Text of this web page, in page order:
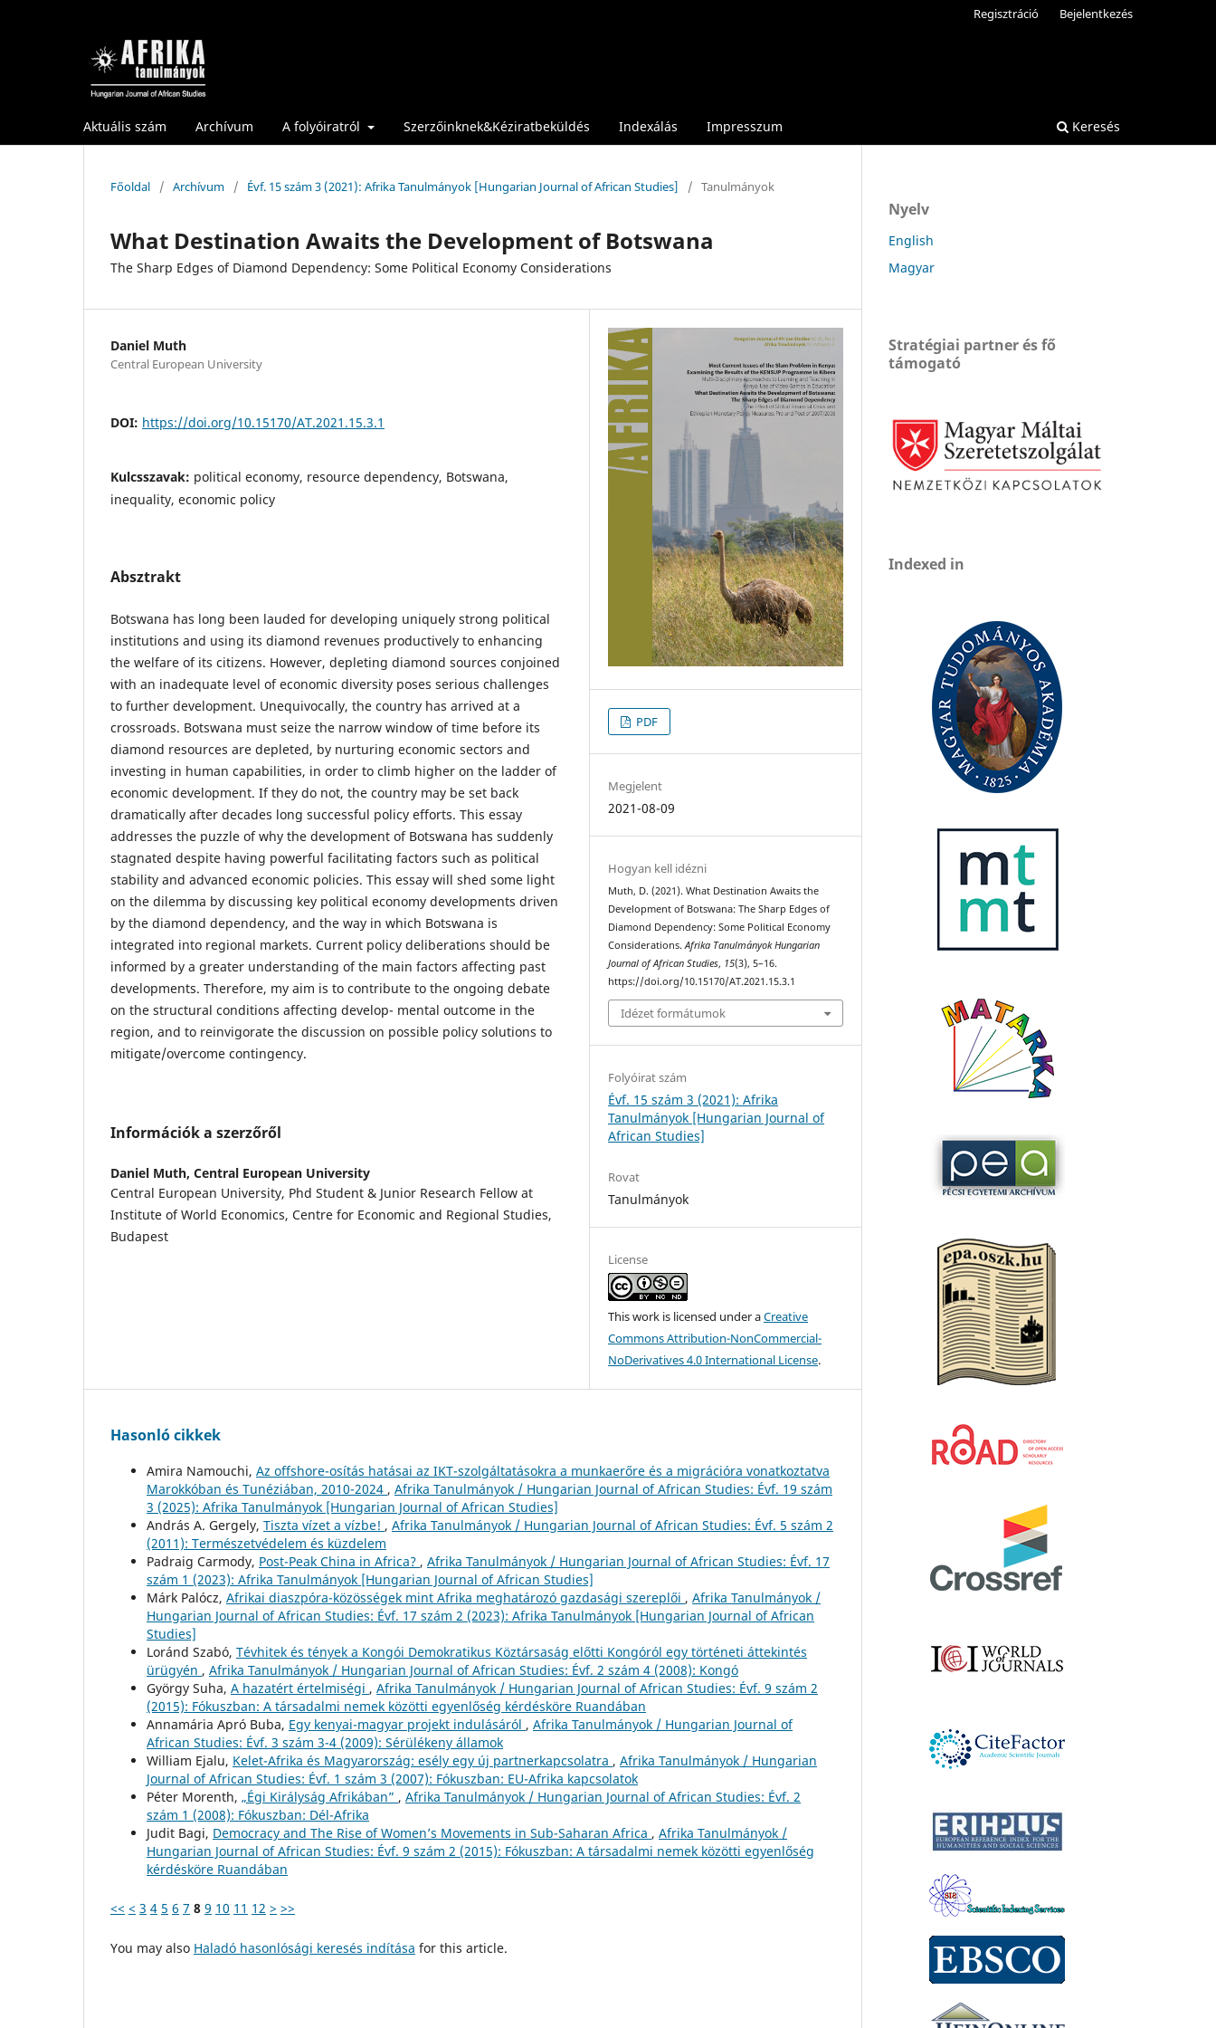
Aktuális szám Archívum A folyóiratról Szerzőinknek&Kéziratbeküldés Indexálás Impresszum Keresés
Regisztráció Bejelentkezés
Főoldal / Archívum / Évf. 15 szám 3 (2021): Afrika Tanulmányok [Hungarian Journal of African Studies] / Tanulmányok
What Destination Awaits the Development of Botswana
The Sharp Edges of Diamond Dependency: Some Political Economy Considerations
Daniel Muth
Central European University
DOI: https://doi.org/10.15170/AT.2021.15.3.1
Kulcsszavak: political economy, resource dependency, Botswana,
inequality, economic policy
Absztrakt
Botswana has long been lauded for developing uniquely strong political
institutions and using its diamond revenues productively to enhancing
the welfare of its citizens. However, depleting diamond sources conjoined
with an inadequate level of economic diversity poses serious challenges
to further development. Unequivocally, the country has arrived at a
crossroads. Botswana must seize the narrow window of time before its
diamond resources are depleted, by nurturing economic sectors and
investing in human capabilities, in order to climb higher on the ladder of
economic development. If they do not, the country may be set back
dramatically after decades long successful policy efforts. This essay
addresses the puzzle of why the development of Botswana has suddenly
stagnated despite having powerful facilitating factors such as political
stability and advanced economic policies. This essay will shed some light
on the dilemma by discussing key political economy developments driven
by the diamond dependency, and the way in which Botswana is
integrated into regional markets. Current policy deliberations should be
informed by a greater understanding of the main factors affecting past
developments. Therefore, my aim is to contribute to the ongoing debate
on the structural conditions affecting develop- mental outcome in the
region, and to reinvigorate the discussion on possible policy solutions to
mitigate/overcome contingency.
Információk a szerzőről
Daniel Muth, Central European University
Central European University, Phd Student & Junior Research Fellow at
Institute of World Economics, Centre for Economic and Regional Studies,
Budapest
PDF
Megjelent
2021-08-09
Hogyan kell idézni
Muth, D. (2021). What Destination Awaits the
Development of Botswana: The Sharp Edges of
Diamond Dependency: Some Political Economy
Considerations.Afrika Tanulmányok Hungarian
Journal of African Studies, 15(3), 5–16.
https://doi.org/10.15170/AT.2021.15.3.1
Idézet formátumok
Folyóirat szám
Évf. 15 szám 3 (2021): Afrika
Tanulmányok [Hungarian Journal of
African Studies]
Rovat
Tanulmányok
License
This work is licensed under aCreative
Commons Attribution-NonCommercial-
NoDerivatives 4.0 International License.
Hasonló cikkek
Amira Namouchi, Az offshore-osítás hatásai az IKT-szolgáltatásokra a munkaerőre és a migrációra vonatkoztatva
Marokkóban és Tunéziában, 2010-2024 , Afrika Tanulmányok / Hungarian Journal of African Studies: Évf. 19 szám
3 (2025): Afrika Tanulmányok [Hungarian Journal of African Studies]
András A. Gergely, Tiszta vízet a vízbe! , Afrika Tanulmányok / Hungarian Journal of African Studies: Évf. 5 szám 2
(2011): Természetvédelem és küzdelem
Padraig Carmody, Post-Peak China in Africa? , Afrika Tanulmányok / Hungarian Journal of African Studies: Évf. 17
szám 1 (2023): Afrika Tanulmányok [Hungarian Journal of African Studies]
Márk Palócz, Afrikai diaszpóra-közösségek mint Afrika meghatározó gazdasági szereplői , Afrika Tanulmányok /
Hungarian Journal of African Studies: Évf. 17 szám 2 (2023): Afrika Tanulmányok [Hungarian Journal of African
Studies]
Loránd Szabó, Tévhitek és tények a Kongói Demokratikus Köztársaság előtti Kongóról egy történeti áttekintés
ürügyén , Afrika Tanulmányok / Hungarian Journal of African Studies: Évf. 2 szám 4 (2008): Kongó
György Suha, A hazatért értelmiségi , Afrika Tanulmányok / Hungarian Journal of African Studies: Évf. 9 szám 2
(2015): Fókuszban: A társadalmi nemek közötti egyenlőség kérdésköre Ruandában
Annamária Apró Buba, Egy kenyai-magyar projekt indulásáról , Afrika Tanulmányok / Hungarian Journal of
African Studies: Évf. 3 szám 3-4 (2009): Sérülékeny államok
William Ejalu, Kelet-Afrika és Magyarország: esély egy új partnerkapcsolatra , Afrika Tanulmányok / Hungarian
Journal of African Studies: Évf. 1 szám 3 (2007): Fókuszban: EU-Afrika kapcsolatok
Péter Morenth, „Égi Királyság Afrikában” , Afrika Tanulmányok / Hungarian Journal of African Studies: Évf. 2
szám 1 (2008): Fókuszban: Dél-Afrika
Judit Bagi, Democracy and The Rise of Women’s Movements in Sub-Saharan Africa , Afrika Tanulmányok /
Hungarian Journal of African Studies: Évf. 9 szám 2 (2015): Fókuszban: A társadalmi nemek közötti egyenlőség
kérdésköre Ruandában
<< < 3 4 5 6 7 8 9 10 11 12 > >>
You may also Haladó hasonlósági keresés indítása for this article.
Nyelv
English
Magyar
Stratégiai partner és fő
támogató
Indexed in